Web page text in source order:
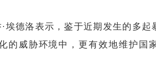
埃德洛表示，鉴于近期发生的多起
的威胁环境中，更有效地维护国